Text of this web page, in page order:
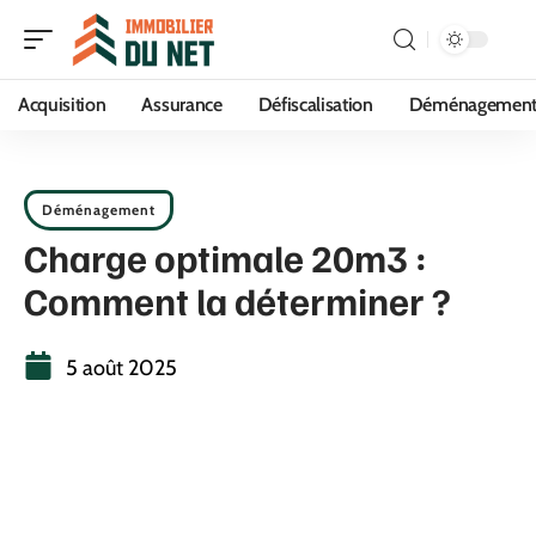
Acquisition Assurance Défiscalisation Déménagement
Déménagement
Charge optimale 20m3 :
Comment la déterminer ?
5 août 2025